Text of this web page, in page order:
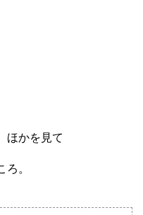
ほかを見て
。